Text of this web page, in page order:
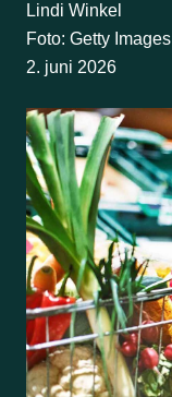
Lindi Winkel
Foto: Getty Images
2. juni 2026